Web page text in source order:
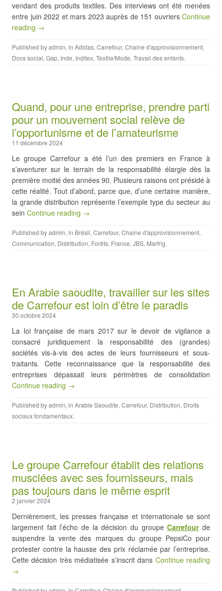
vendant des produits textiles. Des interviews ont été menées
entre juin 2022 et mars 2023 auprès de 151 ouvriers Continue
reading →
Published byadmin, in Adidas, Carrefour, Chaîne d'approvisionnement,
Docs social, Gap, Inde, Inditex, Textile/Mode, Travail des enfants.
Quand, pour une entreprise, prendre parti
pour un mouvement social relève de
l’opportunisme et de l’amateurisme
11 décembre 2024
Le groupe Carrefour a été l’un des premiers en France à
s’aventurer sur le terrain de la responsabilité élargie dès la
première moitié des années 90. Plusieurs raisons ont présidé à
cette réalité. Tout d’abord, parce que, d’une certaine manière,
la grande distribution représente l’exemple type du secteur au
sein Continue reading →
Published byadmin, in Brésil, Carrefour, Chaîne d'approvisionnement,
Communication, Distribution, Forêts, France, JBS, Marfrig.
En Arabie saoudite, travailler sur les sites
de Carrefour est loin d’être le paradis
30 octobre 2024
La loi française de mars 2017 sur le devoir de vigilance a
consacré juridiquement la responsabilité des (grandes)
sociétés vis-à-vis des actes de leurs fournisseurs et sous-
traitants. Cette reconnaissance que la responsabilité des
entreprises dépassait leurs périmètres de consolidation
Continue reading →
Published byadmin, in Arabie Saoudite, Carrefour, Distribution, Droits
sociaux fondamentaux.
Le groupe Carrefour établit des relations
musclées avec ses fournisseurs, mais
pas toujours dans le même esprit
2 janvier 2024
Dernièrement, les presses française et internationale se sont
largement fait l’écho de la décision du groupeCarrefourde
suspendre la vente des marques du groupe PepsiCo pour
protester contre la hausse des prix réclamée par l’entreprise.
Cette décision très médiatisée s’inscrit dans Continue reading
→